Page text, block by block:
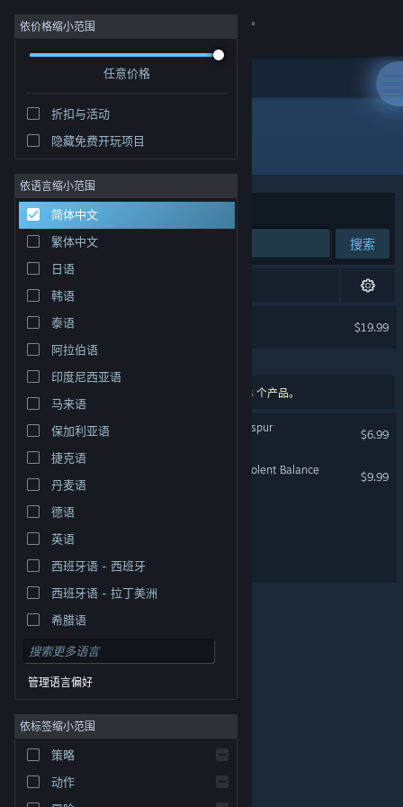
登录
社区
关于
客服
更改语言
获取 Steam 手机应用
查看桌面版网站
© Valve Corporation。保留所有权利。所有商标均为其在
律信息| 无障碍
依价格缩小范围
任意价格
折扣与活动
隐藏免费开玩项目
依语言缩小范围
简体中文
繁体中文
日语
韩语
泰语
阿拉伯语
印度尼西亚语
马来语
保加利亚语
捷克语
丹麦语
德语
英语
西班牙语 - 西班牙
西班牙语 - 拉丁美洲
希腊语
管理语言偏好
依标签缩小范围
策略
动作
"Wicked Seed"
排序依据 相关性
搜索
1 项完全匹配，已根据您的偏好进行了审查。
$19.99
已按偏好排除
4 个匹配的搜索结果。 根据您的偏好，已排除了 4 个产品。
稗子 The Dream Of A Cockspur
$6.99
Hunt: Showdown 1896 - Violent Balance
$9.99